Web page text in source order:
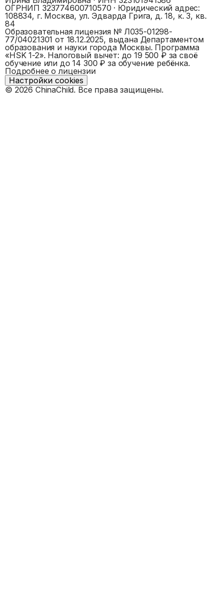
ОГРНИП 323774600710570 · Юридический адрес:
108834, г. Москва, ул. Эдварда Грига, д. 18, к. 3, кв.
84
Образовательная лицензия № Л035-01298-
77/04021301 от 18.12.2025, выдана Департаментом
образования и науки города Москвы. Программа
«HSK 1-2». Налоговый вычет: до 19 500 ₽ за своё
обучение или до 14 300 ₽ за обучение ребёнка.
Подробнее о лицензии
Настройки cookies
© 2026 ChinaChild. Все права защищены.